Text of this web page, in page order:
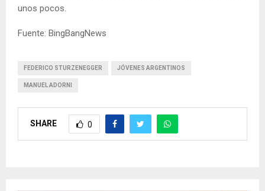
unos pocos.
Fuente: BingBangNews
FEDERICO STURZENEGGER JÓVENES ARGENTINOS
MANUEL ADORNI
SHARE 0